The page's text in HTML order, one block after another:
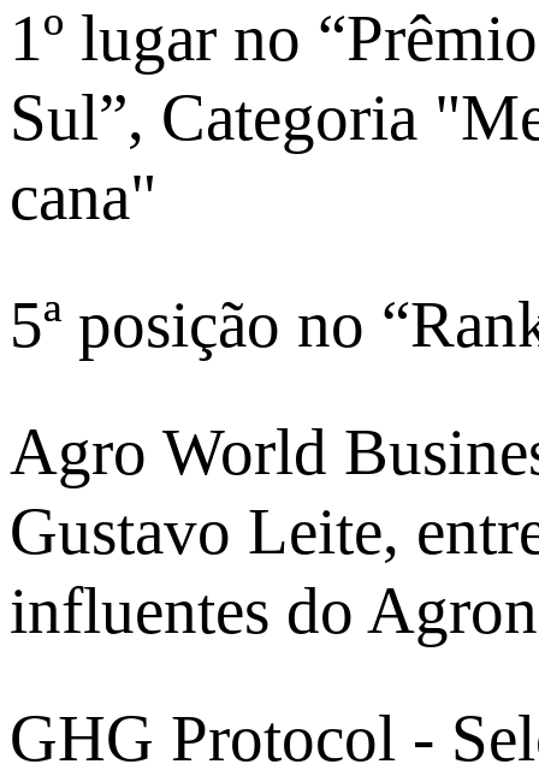
1º lugar no
Sul”, Categoria
cana"
5ª posição no
Agro World
Gustavo Leite,
influentes do
GHG Protocol -